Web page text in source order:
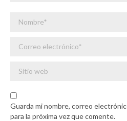
Guarda mi nombre, correo
para la próxima vez que comente.